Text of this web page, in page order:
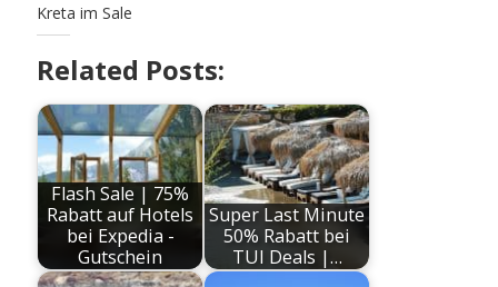
Kreta im Sale
Related Posts:
Flash Sale | 75%
Rabatt auf Hotels
bei Expedia -
Gutschein
Super Last Minute
50% Rabatt bei
TUI Deals |…